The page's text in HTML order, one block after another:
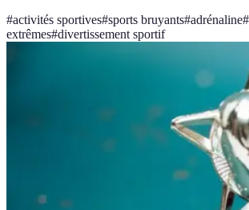
#activités sportives#sports bruyants#adrénaline#
extrêmes#divertissement sportif